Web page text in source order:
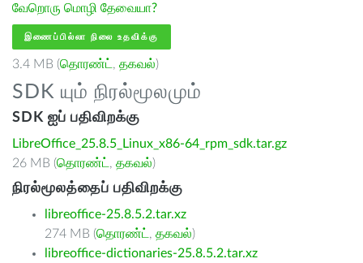
வேறொரு மொழி தேவையா?
இணைப்பில்லா நிலை உதவிக்கு
3.4 MB (தொரண்ட் , தகவல்)
SDK யும் நிரல்மூலமும்
SDK ஐப் பதிவிறக்கு
LibreOffice_25.8.5_Linux_x86-64_rpm_sdk.tar.gz
26 MB (தொரண்ட் , தகவல்)
நிரல்மூலத்தைப் பதிவிறக்கு
libreoffice-25.8.5.2.tar.xz
274 MB (தொரண்ட் , தகவல்)
libreoffice-dictionaries-25.8.5.2.tar.xz